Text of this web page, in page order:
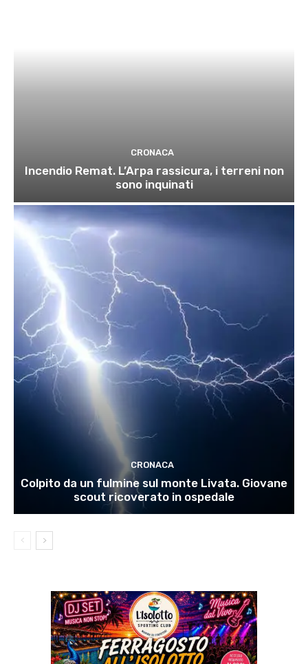
CRONACA
Incendio Remat. L’Arpa rassicura, i terreni non
sono inquinati
CRONACA
Colpito da un fulmine sul monte Livata. Giovane
scout ricoverato in ospedale